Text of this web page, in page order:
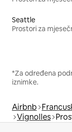
Seattle
Prostori za
*Za određena
iznimke.
Airbnb
Vignolles